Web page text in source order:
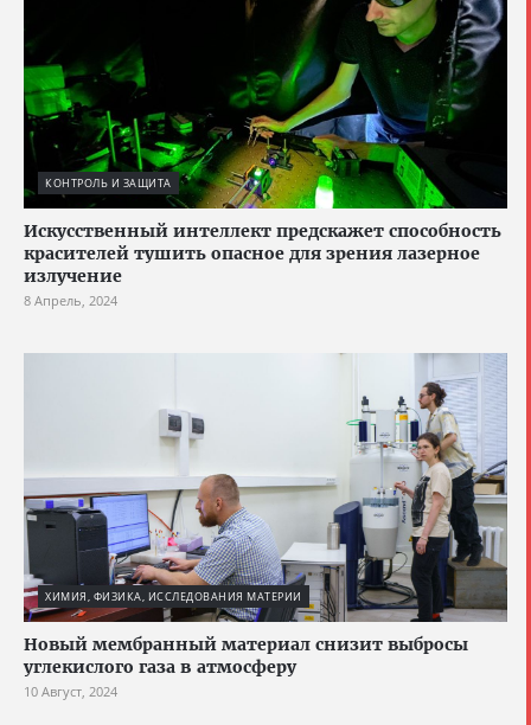
КОНТРОЛЬ И ЗАЩИТА
Искусственный интеллект предскажет способность
красителей тушить опасное для зрения лазерное
излучение
8 Апрель, 2024
ХИМИЯ, ФИЗИКА, ИССЛЕДОВАНИЯ МАТЕРИИ
Новый мембранный материал снизит выбросы
углекислого газа в атмосферу
10 Август, 2024